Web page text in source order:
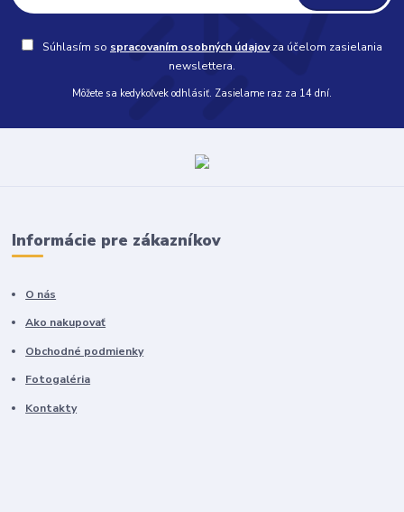
Súhlasím so spracovaním osobných údajovza účelom zasielania
newslettera.
Môžete sa kedykoľvek odhlásiť. Zasielame raz za 14 dní.
Informácie pre zákazníkov
O nás
Ako nakupovať
Obchodné podmienky
Fotogaléria
Kontakty